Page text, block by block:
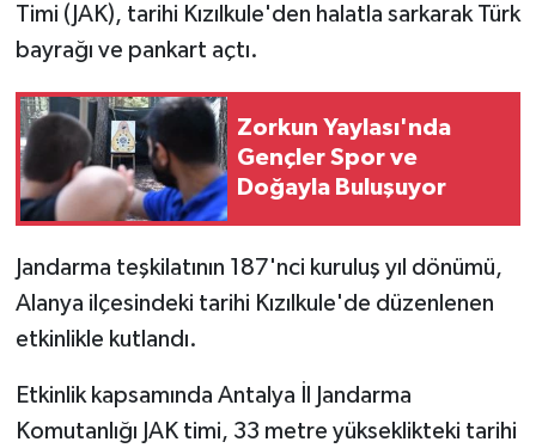
Timi (JAK), tarihi Kızılkule'den halatla sarkarak Türk
bayrağı ve pankart açtı.
Zorkun Yaylası'nda
Gençler Spor ve
Doğayla Buluşuyor
Jandarma teşkilatının 187'nci kuruluş yıl dönümü,
Alanya ilçesindeki tarihi Kızılkule'de düzenlenen
etkinlikle kutlandı.
Etkinlik kapsamında Antalya İl Jandarma
Komutanlığı JAK timi, 33 metre yükseklikteki tarihi